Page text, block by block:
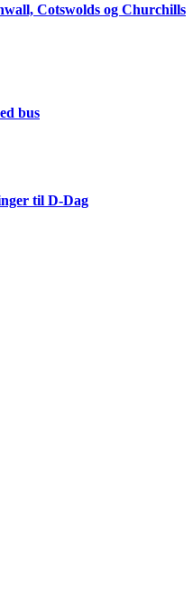
Cotswolds og Churchills
bus
til D-Dag